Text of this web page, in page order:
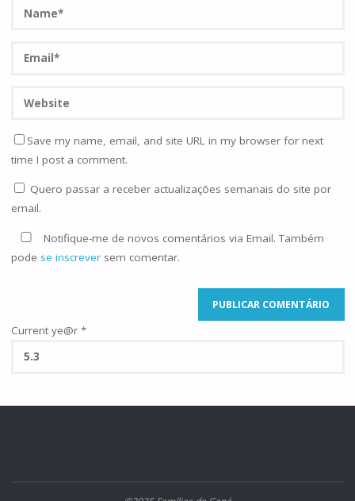
Save my name, email, and site URL in my browser for next
time I post a comment.
Quero passar a receber actualizações semanais do site por
email.
Notifique-me de novos comentários via Email. Também
pode se inscreversem comentar.
Current ye@r *